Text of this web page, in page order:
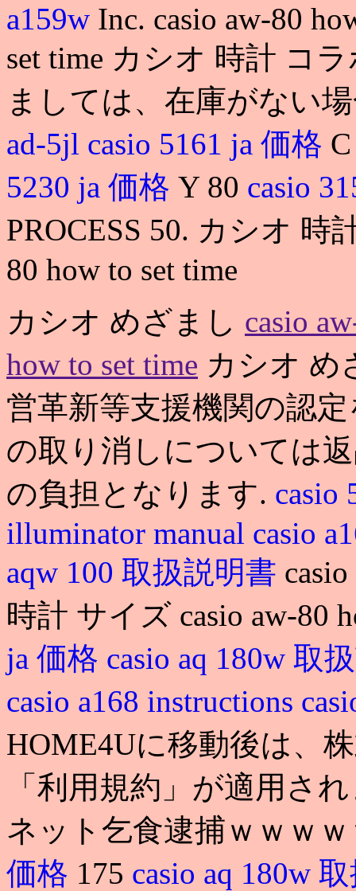
a159w Inc. casio aw-80
set time カシオ 時計 コ
ましては、在庫がない
ad-5jl casio 5161 ja 価格
5230 ja 価格 Y 80 casio
PROCESS 50. カシオ 時
80 how to set time
カシオ めざまし casio
how to set time カシオ め
営革新等支援機関の認
の取り消しについては
の負担となります. casio
illuminator manual casio
aqw 100 取扱説明書
時計 サイズ casio aw-80
ja 価格 casio aq 180w 取
casio a168 instructions
HOME4Uに移動後は、
「利用規約」が適用さ
ネット乞食逮捕ｗｗｗ
価格 175 casio aq 180w